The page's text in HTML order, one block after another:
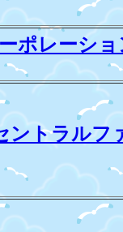
ポレーショ
ントラルフ